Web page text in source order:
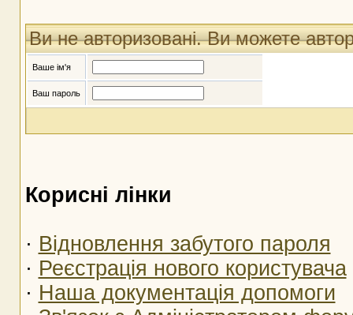
Ви не авторизовані. Ви можете
Ваше ім'я
Ваш пароль
Корисні лінки
· Відновлення забутого пароля
· Реєстрація нового користувача
· Наша документація допомоги